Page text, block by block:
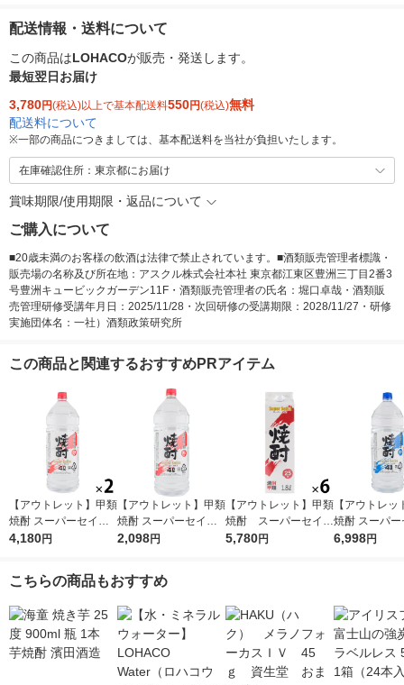
配送情報・送料について
この商品はLOHACOが販売・発送します。
最短翌日お届け
3,780円(税込)以上で基本配送料550円(税込)無料
配送料について
※一部の商品につきましては、基本配送料を当社が負担いたします。
在庫確認住所：東京都にお届け
賞味期限/使用期限・返品について
ご購入について
■20歳未満のお客様の飲酒は法律で禁止されています。■酒類販売管理者標識・
販売場の名称及び所在地：アスクル株式会社本社 東京都江東区豊洲三丁目2番3
号豊洲キュービックガーデン11F・酒類販売管理者の氏名：堀口卓哉・酒類販
売管理研修受講年月日：2025/11/28・次回研修の受講期限：2028/11/27・研修
実施団体名：一社）酒類政策研究所
この商品と関連するおすすめPRアイテム
【アウトレット】甲類
焼酎 スーパーセイカ
25度 4L 1セット（2
4,180円
【アウトレット】甲類
焼酎 スーパーセイカ
25度 4L 1本 東亜酒造
2,098円
【アウトレット】甲類
焼酎 スーパーセイカ
25度 1.8L 1800ml
5,780円
【アウトレッ
焼酎 スーパー
20度 4L 1セ
6,998円
こちらの商品もおすすめ